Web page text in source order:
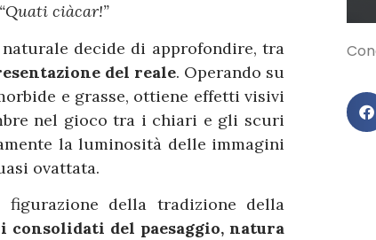
“Quati ciàcar!”
decide di approfondire, tra
del reale. Operando su
e grasse, ottiene effetti visivi
nel gioco tra i chiari e gli scuri
la luminosità delle immagini
ovattata.
della tradizione della
consolidati del paesaggio, natura